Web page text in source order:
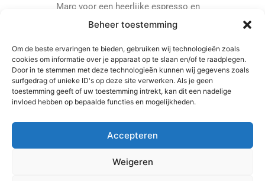
Beheer toestemming
Om de beste ervaringen te bieden, gebruiken wij technologieën zoals
cookies om informatie over je apparaat op te slaan en/of te raadplegen.
Door in te stemmen met deze technologieën kunnen wij gegevens zoals
surfgedrag of unieke ID's op deze site verwerken. Als je geen
toestemming geeft of uw toestemming intrekt, kan dit een nadelige
invloed hebben op bepaalde functies en mogelijkheden.
Accepteren
Weigeren
Marc voor een heerlijke espresso en
een luisterend oor voor jouw
kan leiden tot een groeitraject voor
jou en je bedrijf. Waar wacht je nog
op? Jouw toekomstige succesverhaal
begint met een enkel telefoontje.